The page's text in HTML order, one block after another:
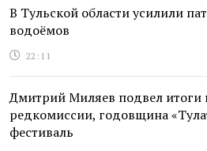
В Тульской области усилили
водоёмов
22:11
Дмитрий Миляев подвел итоги
редкомиссии, годовщина
фестиваль